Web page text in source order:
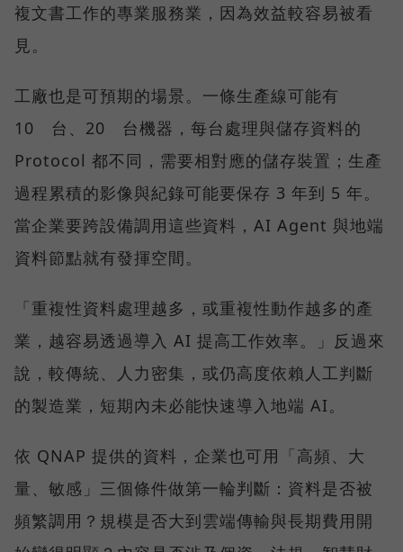
複文書工作的專業服務業，因為效益較容易被看
見。
工廠也是可預期的場景。一條生產線可能有
10 台、20 台機器，每台處理與儲存資料的
Protocol 都不同，需要相對應的儲存裝置；生產
過程累積的影像與紀錄可能要保存 3 年到 5 年。
當企業要跨設備調用這些資料，AI Agent 與地端
資料節點就有發揮空間。
「重複性資料處理越多，或重複性動作越多的產
業，越容易透過導入 AI 提高工作效率。」反過來
說，較傳統、人力密集，或仍高度依賴人工判斷
的製造業，短期內未必能快速導入地端 AI。
依 QNAP 提供的資料，企業也可用「高頻、大
量、敏感」三個條件做第一輪判斷：資料是否被
頻繁調用？規模是否大到雲端傳輸與長期費用開